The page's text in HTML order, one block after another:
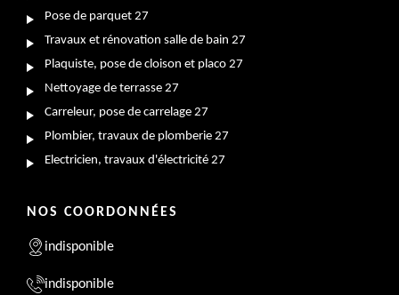
Pose de parquet 27
Travaux et rénovation salle de bain 27
Plaquiste, pose de cloison et placo 27
Nettoyage de terrasse 27
Carreleur, pose de carrelage 27
Plombier, travaux de plomberie 27
Electricien, travaux d'électricité 27
NOS COORDONNÉES
indisponible
indisponible